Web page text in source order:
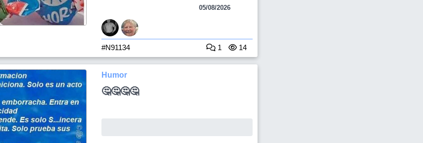
05/08/2026
#N91134 1 14
Humor
🤔🤔🤔🤔